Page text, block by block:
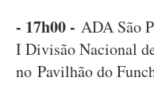
- 17h00 - ADA São
I Divisão Nacional
no Pavilhão do